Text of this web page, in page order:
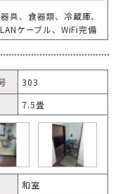
具、食器類、冷蔵庫、
ケーブル、WiFi完備
303
7.5畳
和室